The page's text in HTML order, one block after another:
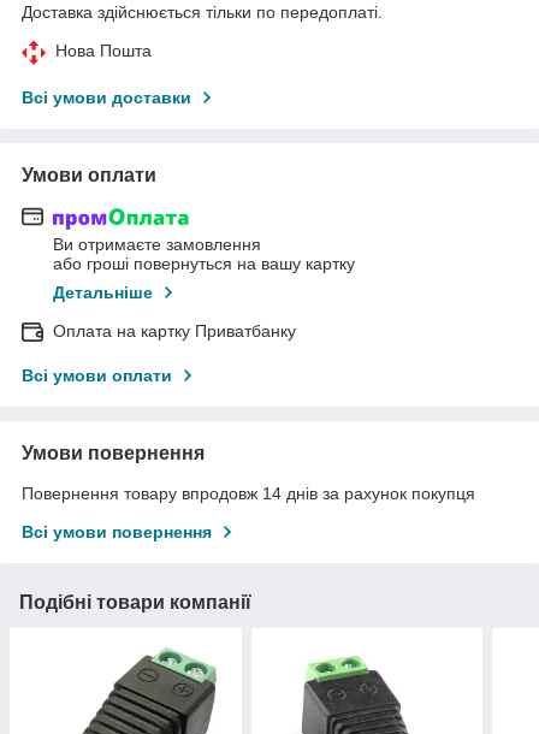
Доставка здійснюється тільки по передоплаті.
Нова Пошта
Всі умови доставки
Умови оплати
Ви отримаєте замовлення
або гроші повернуться на вашу картку
Детальніше
Оплата на картку Приватбанку
Всі умови оплати
Умови повернення
Повернення товару впродовж 14 днів за рахунок покупця
Всі умови повернення
Подібні товари компанії